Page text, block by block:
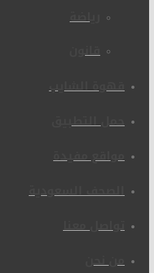
رياضة
قانون
قهوة الشايب
حمل التطبيق
مواقع مفيدة
الصحف السعودية
تواصل معنا
من نحن